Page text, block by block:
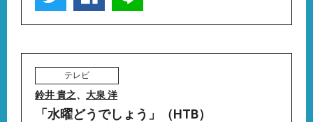
テレビ
鈴井 貴之、 大泉 洋
「水曜どうでしょう」（HTB）